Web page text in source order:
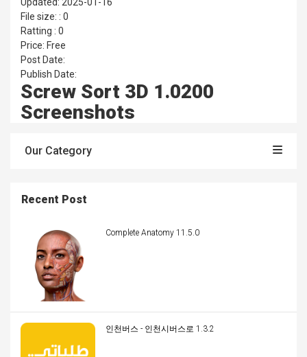
File size: : 0
Ratting : 0
Price: Free
Post Date:
Publish Date:
Screw Sort 3D 1.0200
Screenshots
Our Category
Recent Post
Complete Anatomy 11.5.0
인천버스 - 인천시버스로 1.3.2